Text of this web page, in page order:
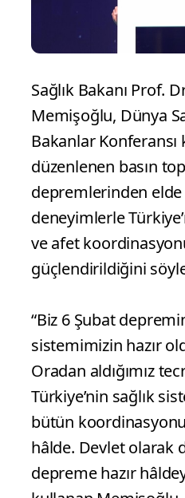
Sağlık Bakanı Prof.
Memişoğlu, Dünya
Bakanlar Konferansı
düzenlenen basın
depremlerinden
deneyimlerle
ve afet
güçlendirildiğini
“Biz 6 Şubat
sistemimizin hazır
Oradan aldığımız
Türkiye’nin sağlık
bütün
hâlde. Devlet olarak
depreme hazır